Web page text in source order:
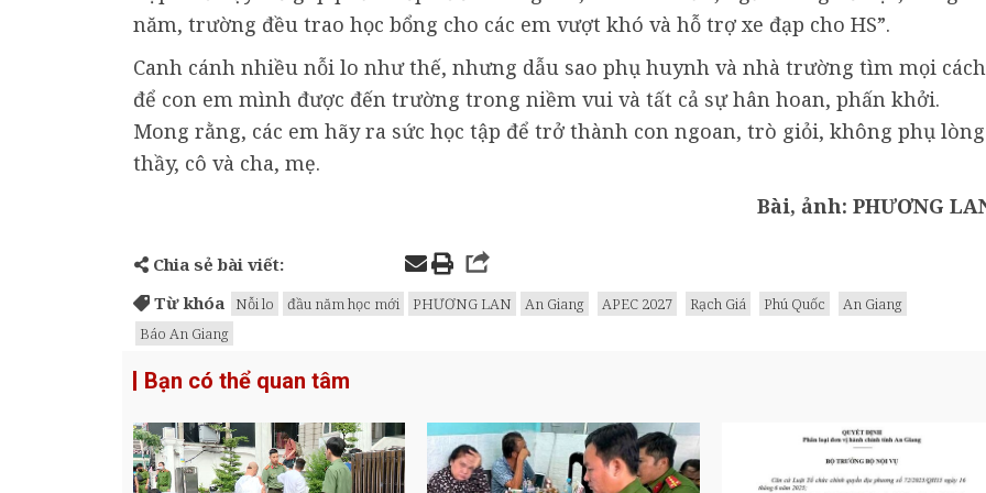
năm, trường đều trao học bổng cho các em vượt khó và hỗ trợ xe đạp cho HS”.
Canh cánh nhiều nỗi lo như thế, nhưng dẫu sao phụ huynh và nhà trường tìm mọi cách
để con em mình được đến trường trong niềm vui và tất cả sự hân hoan, phấn khởi.
Mong rằng, các em hãy ra sức học tập để trở thành con ngoan, trò giỏi, không phụ lòng
thầy, cô và cha, mẹ.
Bài, ảnh: PHƯƠNG
Chia sẻ bài viết:
Từ khóa
Nỗi lo đầu năm học mới PHƯƠNG LAN An Giang APEC 2027 Rạch Giá Phú Quốc
An Giang
Báo An Giang
Bạn có thể quan tâm